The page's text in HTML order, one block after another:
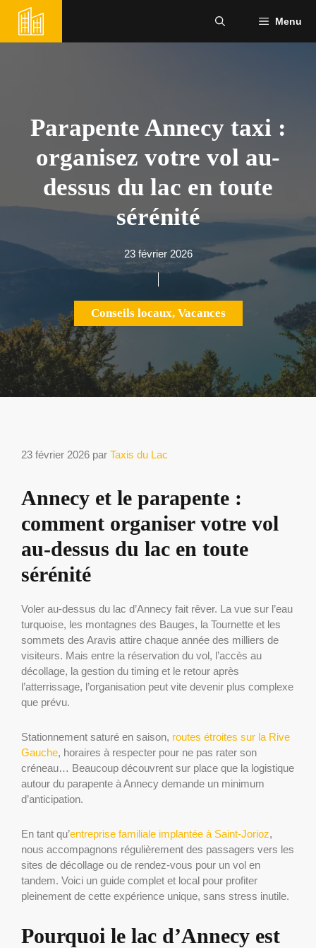
contenu
Menu
Parapente Annecy taxi :
organisez votre vol au-
dessus du lac en toute
sérénité
23 février 2026
Conseils locaux, Vacances
23 février 2026 par Taxis du Lac
Annecy et le parapente :
comment organiser votre vol
au-dessus du lac en toute
sérénité
Voler au-dessus du lac d’Annecy fait rêver. La vue sur l’eau
turquoise, les montagnes des Bauges, la Tournette et les
sommets des Aravis attire chaque année des milliers de
visiteurs. Mais entre la réservation du vol, l’accès au
décollage, la gestion du timing et le retour après
l’atterrissage, l’organisation peut vite devenir plus complexe
que prévu.
Stationnement saturé en saison, routes étroites sur la Rive
Gauche, horaires à respecter pour ne pas rater son
créneau… Beaucoup découvrent sur place que la logistique
autour du parapente à Annecy demande un minimum
d’anticipation.
En tant qu’entreprise familiale implantée à Saint-Jorioz,
nous accompagnons régulièrement des passagers vers les
sites de décollage ou de rendez-vous pour un vol en
tandem. Voici un guide complet et local pour profiter
pleinement de cette expérience unique, sans stress inutile.
Pourquoi le lac d’Annecy est